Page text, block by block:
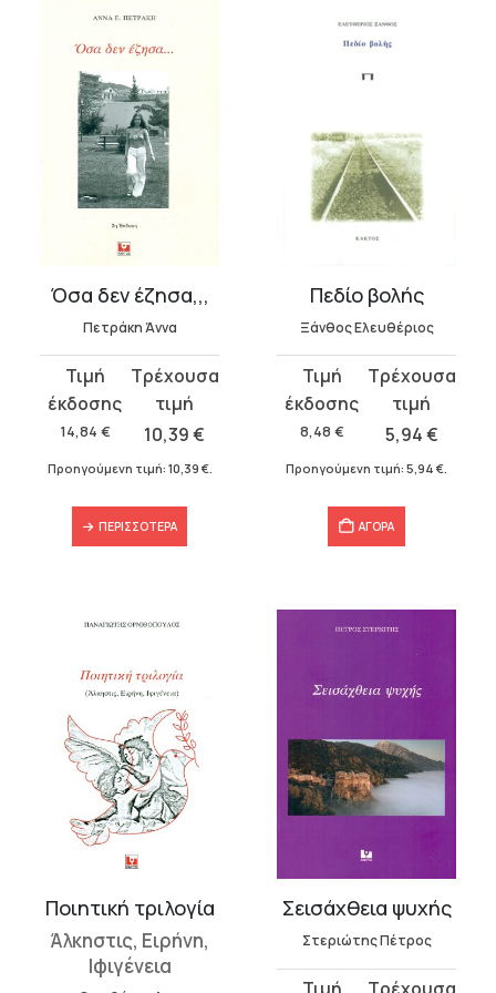
Όσα δεν έζησα,,,
Πετράκη Άννα
14,84 €
Original
price
was:
14,84 €.
10,39€
τρέχουσα
τιμή
Προηγούμενη τιμή: 10,39 €.
ΠΕΡΙΣΣΌΤΕΡΑ
Πεδίο βολής
Ξάνθος Ελευθέριος
8,48 €
Original
price
was:
5,94€
τρέχουσα
τιμή
Προηγούμενη τιμή: 5,94 €
ΑΓΟΡΑ
Ποιητική τριλογία
Άλκηστις, Ειρήνη,
Ιφιγένεια
Σεισάχθεια ψυχής
Στεριώτης Πέτρος
Original